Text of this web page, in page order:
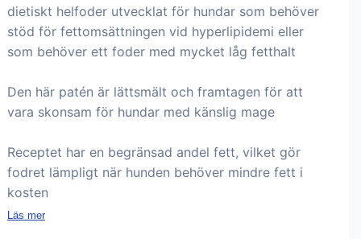
dietiskt helfoder utvecklat för hundar som behöver
stöd för fettomsättningen vid hyperlipidemi eller
som behöver ett foder med mycket låg fetthalt
Den här patén är lättsmält och framtagen för att
vara skonsam för hundar med känslig mage
Receptet har en begränsad andel fett, vilket gör
fodret lämpligt när hunden behöver mindre fett i
kosten
Läs mer